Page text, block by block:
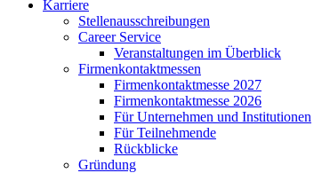
Karriere
Stellenausschreibungen
Career Service
Veranstaltungen im Überblick
Firmenkontaktmessen
Firmenkontaktmesse 2027
Firmenkontaktmesse 2026
Für Unternehmen und Institutionen
Für Teilnehmende
Rückblicke
Gründung